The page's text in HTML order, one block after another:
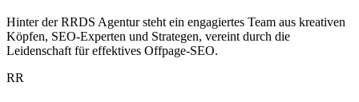
Hinter der RRDS Agentur steht ein engagiertes Team aus kreativen
Köpfen, SEO-Experten und Strategen, vereint durch die
Leidenschaft für effektives Offpage-SEO.
RR